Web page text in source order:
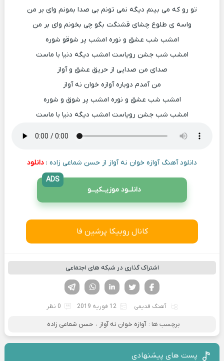
تو رو که می بینم دیگه نمی تونم بی صدا بمونم وای بر من
واسه ی طلوع چشای قشنگت بگو چی بخونم وای بر من
امشب شب عشق و نوره امشب پر شوقو شوره
امشب شب جشن رویاست امشب دیگه دنیا با ماست
صدای من صدایی از حریق عشق و آواز
من آمدم دوباره آوازه خوان نه آواز
امشب شب عشق و نوره امشب پر شوق و شوره
امشب شب جشن رویاست امشب دیگه دنیا با ماست
دانلود آهنگ آوازه خوان نه آواز از حسن شماعی زاده : دانلود
دانلــود موزیــکیـــو
ADS
کانال روبیکا پرشین فا
اشتراک گذاری در شبکه های اجتماعی
لینکدین تویتر
فیسوک
آهنگ قدیمی 12 فوریه 2019 0 نظر
برچسب ها : آوازه خوان نه آواز ، حسن شماعی زاده
پست های پیشنهادی